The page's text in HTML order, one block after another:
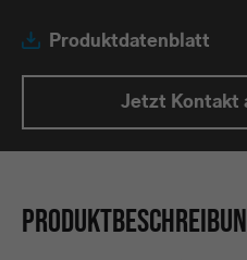
Produktdatenblatt
Jetzt Kontakt